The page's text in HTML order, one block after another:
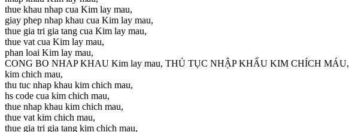
thue khau nhap cua Kim lay mau,
giay phep nhap khau cua Kim lay mau,
thue gia tri gia tang cua Kim lay mau,
thue vat cua Kim lay mau,
phan loai Kim lay mau,
CONG BO NHAP KHAU Kim lay mau, THỦ TỤC NHẬP KHẨU KIM CHÍCH MÁU,
kim chich mau,
thu tuc nhap khau kim chich mau,
hs code cua kim chich mau,
thue nhap khau kim chich mau,
thue vat kim chich mau,
thue gia tri gia tang kim chich mau,